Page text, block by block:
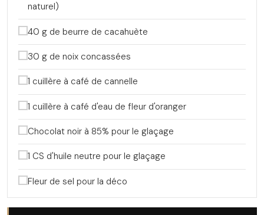
naturel)
40 g de beurre de cacahuète
30 g de noix concassées
1 cuillère à café de cannelle
1 cuillère à café d'eau de fleur d'oranger
Chocolat noir à 85% pour le glaçage
1 CS d'huile neutre pour le glaçage
Fleur de sel pour la déco